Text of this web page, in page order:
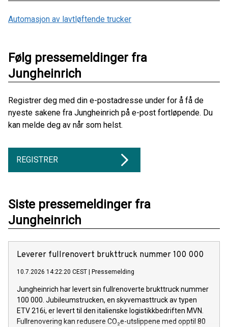
Automasjon av lavtløftende trucker
Følg pressemeldinger fra
Jungheinrich
Registrer deg med din e-postadresse under for å få de
nyeste sakene fra Jungheinrich på e-post fortløpende. Du
kan melde deg av når som helst.
REGISTRER
Siste pressemeldinger fra
Jungheinrich
Leverer fullrenovert brukttruck nummer 100 000
10.7.2026 14:22:20 CEST | Pressemelding
Jungheinrich har levert sin fullrenoverte brukttruck nummer
100 000. Jubileumstrucken, en skyvemasttruck av typen
ETV 216i, er levert til den italienske logistikkbedriften MVN.
Fullrenovering kan redusere CO₂e-utslippene med opptil 80